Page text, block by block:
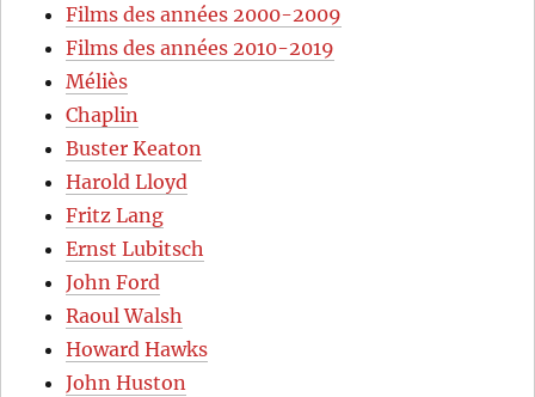
Films des années 2000-2009
Films des années 2010-2019
Méliès
Chaplin
Buster Keaton
Harold Lloyd
Fritz Lang
Ernst Lubitsch
John Ford
Raoul Walsh
Howard Hawks
John Huston